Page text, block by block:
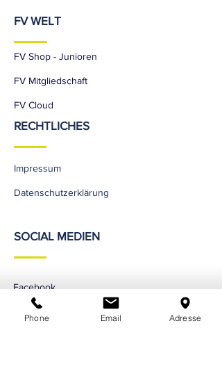
FV WELT
FV Shop - Junioren
FV Mitgliedschaft
FV Cloud
RECHTLICHES
Impressum
Datenschutzerklärung
SOCIAL MEDIEN
Facebook
Instagram
Phone Email Adresse